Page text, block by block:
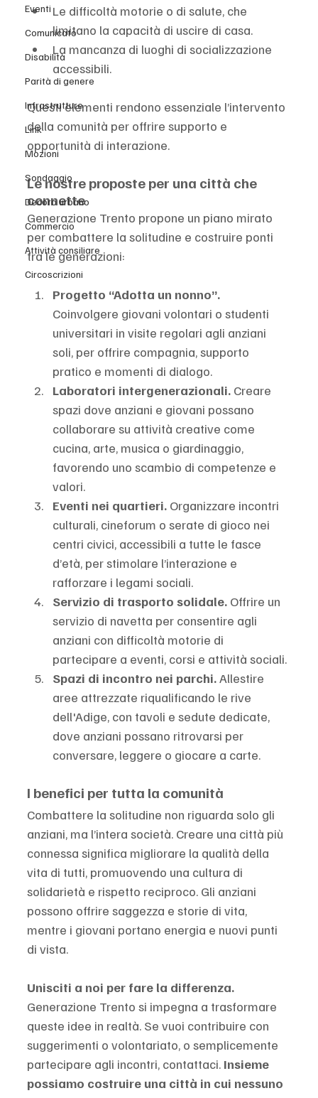
Eventi
Comunicato
Disabilità
Parità di genere
Infrastrutture
Link
Mozioni
Sondaggio
Decoro urbano
Commercio
Attività consiliare
Circoscrizioni
Le difficoltà motorie o di salute, che
limitano la capacità di uscire di casa.
La mancanza di luoghi di socializzazione
accessibili.
Questi elementi rendono essenziale l’intervento
della comunità per offrire supporto e
opportunità di interazione.
Le nostre proposte per una città che
connette
Generazione Trento propone un piano mirato
per combattere la solitudine e costruire ponti
tra le generazioni:
Progetto “Adotta un nonno”.
Coinvolgere giovani volontari o studenti
universitari in visite regolari agli anziani
soli, per offrire compagnia, supporto
pratico e momenti di dialogo.
Laboratori intergenerazionali. Creare
spazi dove anziani e giovani possano
collaborare su attività creative come
cucina, arte, musica o giardinaggio,
favorendo uno scambio di competenze e
valori.
Eventi nei quartieri. Organizzare incontri
culturali, cineforum o serate di gioco nei
centri civici, accessibili a tutte le fasce
d’età, per stimolare l’interazione e
rafforzare i legami sociali.
Servizio di trasporto solidale. Offrire un
servizio di navetta per consentire agli
anziani con difficoltà motorie di
partecipare a eventi, corsi e attività sociali.
Spazi di incontro nei parchi. Allestire
aree attrezzate riqualificando le rive
dell'Adige, con tavoli e sedute dedicate,
dove anziani possano ritrovarsi per
conversare, leggere o giocare a carte.
I benefici per tutta la comunità
Combattere la solitudine non riguarda solo gli
anziani, ma l’intera società. Creare una città più
connessa significa migliorare la qualità della
vita di tutti, promuovendo una cultura di
solidarietà e rispetto reciproco. Gli anziani
possono offrire saggezza e storie di vita,
mentre i giovani portano energia e nuovi punti
di vista.
Unisciti a noi per fare la differenza.
Generazione Trento si impegna a trasformare
queste idee in realtà. Se vuoi contribuire con
suggerimenti o volontariato, o semplicemente
partecipare agli incontri, contattaci. Insieme
possiamo costruire una città in cui nessuno